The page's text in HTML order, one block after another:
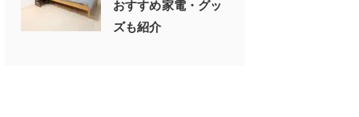
おすすめ家電・グッ
ズも紹介